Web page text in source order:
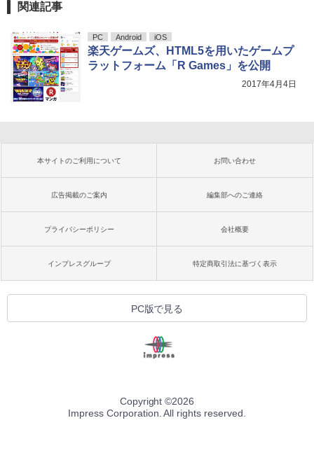
関連記事
PC Android iOS
楽天ゲームズ、HTML5を用いたゲームプ
ラットフォーム「R Games」を公開
2017年4月4日
本サイトのご利用について お問い合わせ
広告掲載のご案内 編集部へのご連絡
プライバシーポリシー 会社概要
インプレスグループ 特定商取引法に基づく表示
PC版で見る
Copyright ©2026
Impress Corporation. All rights reserved.